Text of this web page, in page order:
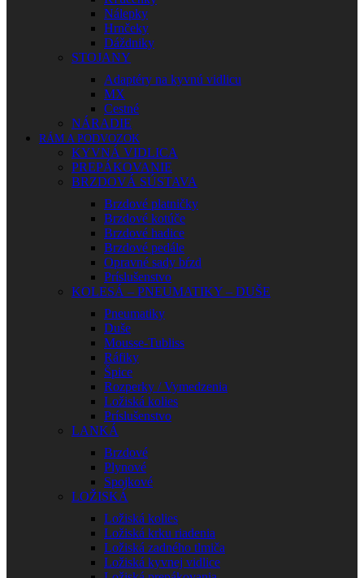
Nálepky
Hrnčeky
Dáždniky
STOJANY
Adaptéry na kyvnú vidlicu
MX
Cestné
NÁRADIE
RÁM A PODVOZOK
KYVNÁ VIDLICA
PREPÁKOVANIE
BRZDOVÁ SÚSTAVA
Brzdové platničky
Brzdové kotúče
Brzdové hadice
Brzdové pedále
Opravné sady bŕzd
Príslušenstvo
KOLESÁ – PNEUMATIKY – DUŠE
Pneumatiky
Duše
Mousse-Tubliss
Ráfiky
Špice
Rozperky / Vymedzenia
Ložiská kolies
Príslušenstvo
LANKÁ
Brzdové
Plynové
Spojkové
LOŽISKÁ
Ložiská kolies
Ložiská krku riadenia
Ložiská zadného tlmiča
Ložiská kyvnej vidlice